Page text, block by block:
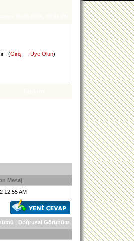
! (Giriş — Üye Olun)
Mesaj
12:55 AM
| Doğrusal Görünüm